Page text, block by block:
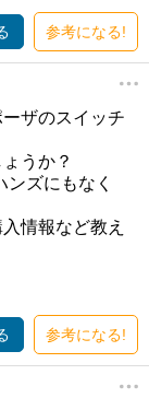
参考になる!
ザのスイッチ
うか？
ズにもなく
情報など教え
参考になる!